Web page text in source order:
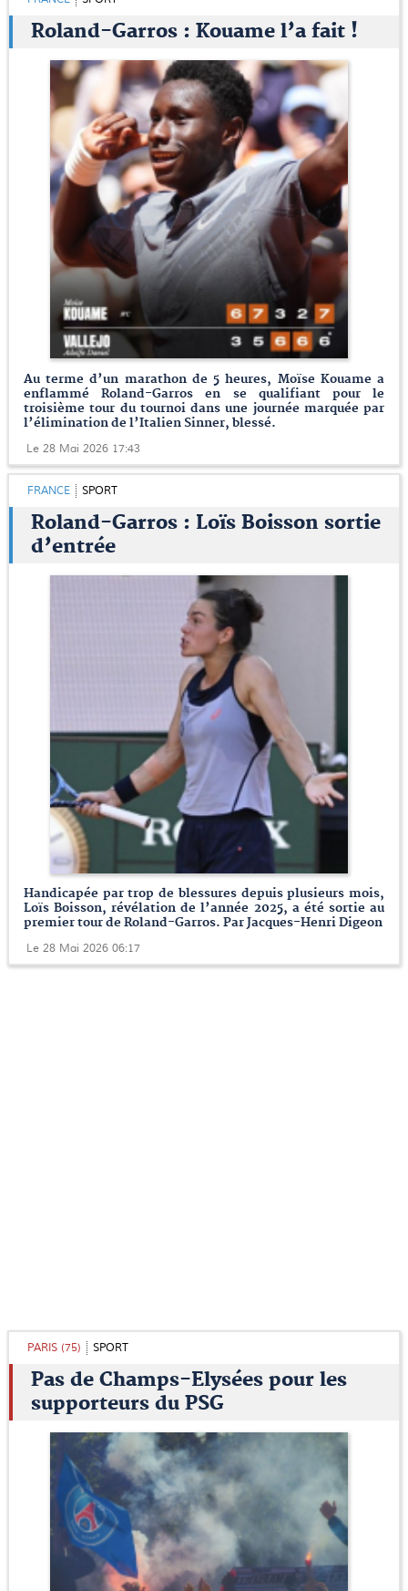
Roland-Garros : Kouame l’a fait !
Au terme d’un marathon de 5 heures, Moïse Kouame a
enflammé Roland-Garros en se qualifiant pour le
troisième tour du tournoi dans une journée marquée par
l’élimination de l’Italien Sinner, blessé.
Le 28 Mai 2026 17:43
FRANCE SPORT
Roland-Garros : Loïs Boisson sortie
d’entrée
Handicapée par trop de blessures depuis plusieurs mois,
Loïs Boisson, révélation de l’année 2025, a été sortie au
premier tour de Roland-Garros. Par Jacques-Henri Digeon
Le 28 Mai 2026 06:17
PARIS (75) SPORT
Pas de Champs-Elysées pour les
supporteurs du PSG